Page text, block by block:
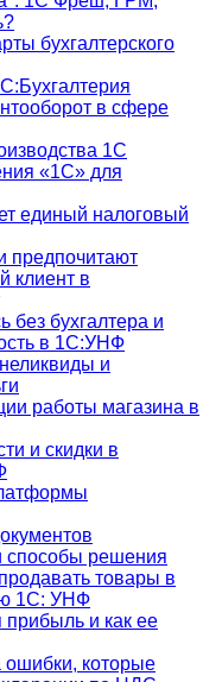
бухгалтерского
в сфере
1C
«1С» для
единый налоговый
предпочитают
клиент в
без бухгалтера и
в 1С:УНФ
и
работы магазина в
и скидки в
способы решения
товары в
1С: УНФ
прибыль и как ее
которые